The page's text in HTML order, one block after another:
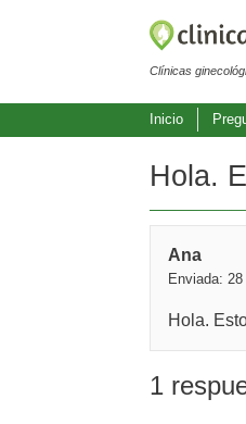
Clínicas
Inicio
Hola.
Ana
Enviada:
Hola.
1